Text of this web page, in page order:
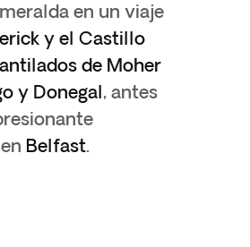
en un viaje
y el Castillo
de Moher
y Donegal, antes
Belfast.